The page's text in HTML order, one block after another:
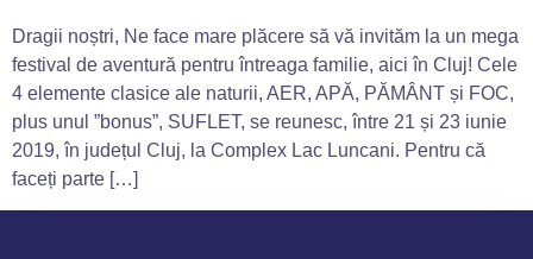
Dragii noștri, Ne face mare plăcere să vă invităm la un mega
festival de aventură pentru întreaga familie, aici în Cluj! Cele
4 elemente clasice ale naturii, AER, APĂ, PĂMÂNT și FOC,
plus unul ”bonus”, SUFLET, se reunesc, între 21 și 23 iunie
2019, în județul Cluj, la Complex Lac Luncani. Pentru că
faceți parte […]